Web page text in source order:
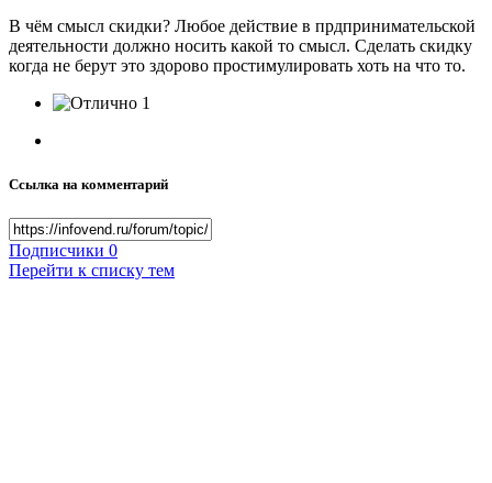
В чём смысл скидки? Любое действие в прдпринимательской
деятельности должно носить какой то смысл. Сделать скидку
когда не берут это здорово простимулировать хоть на что то.
1
Ссылка на комментарий
Подписчики 0
Перейти к списку тем